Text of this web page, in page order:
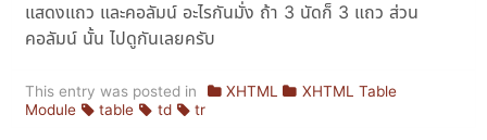
แสดงแถว และคอลัมน์ อะไรกันมั่ง ถ้า 3 นัดก็ 3 แถว ส่วน
คอลัมน์ นั้น ไปดูกันเลยครับ
This entry was posted in XHTML
XHTML Table
Module
table td tr